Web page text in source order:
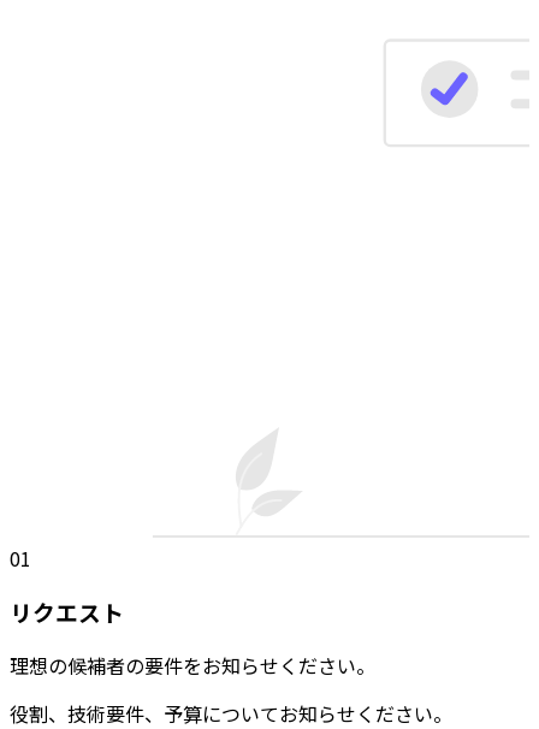
01
リクエスト
理想の候補者の要件をお知らせください。
役割、技術要件、予算についてお知らせください。